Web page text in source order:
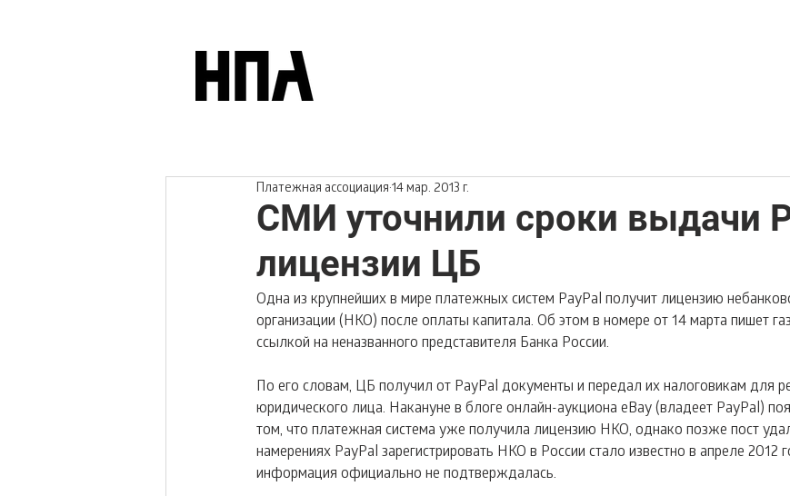
СМИ уточнили сроки выдачи
лицензии ЦБ
Платежная ассоциация 14 мар. 2013 г.
Одна из крупнейших в мире платежных систем PayPal получит лицензию
организации (НКО) после оплаты капитала. Об этом в номере от 14 марта пишет
ссылкой на неназванного представителя Банка России.
По его словам, ЦБ получил от PayPal документы и передал их налоговикам для
юридического лица. Накануне в блоге онлайн-аукциона eBay (владеет PayPal)
том, что платежная система уже получила лицензию НКО, однако позже пост
намерениях PayPal зарегистрировать НКО в России стало известно в апреле 2012
информация официально не подтверждалась.